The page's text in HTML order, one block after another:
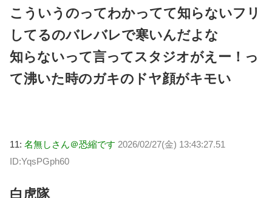
こういうのってわかってて知らないフリ
してるのバレバレで寒いんだよな
知らないって言ってスタジオがえー！っ
て沸いた時のガキのドヤ顔がキモい
11: 名無しさん＠恐縮です 2026/02/27(金) 13:43:27.51
ID:YqsPGph60
白虎隊